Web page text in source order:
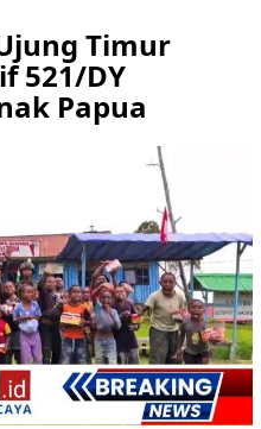
Timur
521/DY
Papua